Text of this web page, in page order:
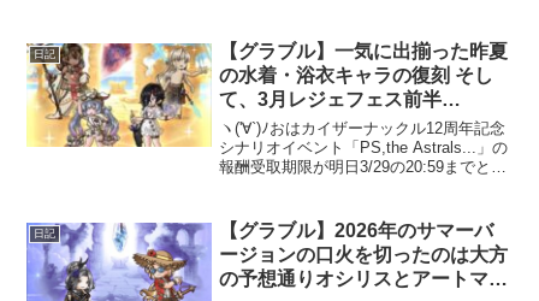
回目の経験値12倍キャンペー...
日記
【グラブル】一気に出揃った昨夏
の水着・浴衣キャラの復刻 そし
て、3月レジェフェス前半
へ・・・
ヽ('∀`)ﾉおはカイザーナックル12周年記念
シナリオイベント「PS,the Astrals...」の
報酬受取期限が明日3/29の20:59までとな
サマーバージョンキャ...
日記
【グラブル】2026年のサマーバ
ージョンの口火を切ったのは大方
の予想通りオシリスとアートマン